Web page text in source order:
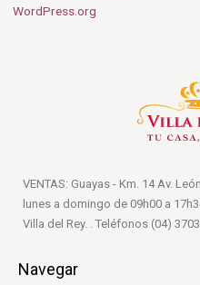
WordPress.org
VENTAS: Guayas - Km. 14 Av.
lunes a domingo de 09h00 a
Villa del Rey. . Teléfonos (04)
Navegar